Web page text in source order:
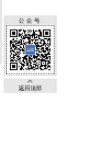
公众号
返回顶部